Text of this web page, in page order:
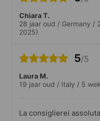
Chiara T.
28 jaar oud / Germany /
2025)
5/5
Laura M.
19 jaar oud / Italy / 5
La consiglierei